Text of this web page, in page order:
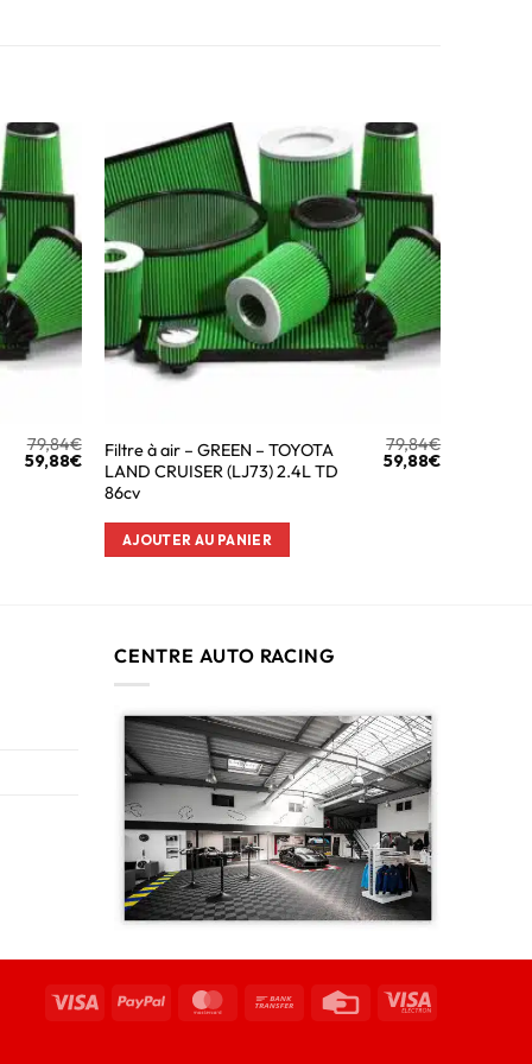
79,84€
59,88€
Filtre à air – GREEN – TOYOTA
LAND CRUISER (LJ73) 2.4L TD
86cv
79,84€
59,88€
AJOUTER AU PANIER
CENTRE AUTO RACING